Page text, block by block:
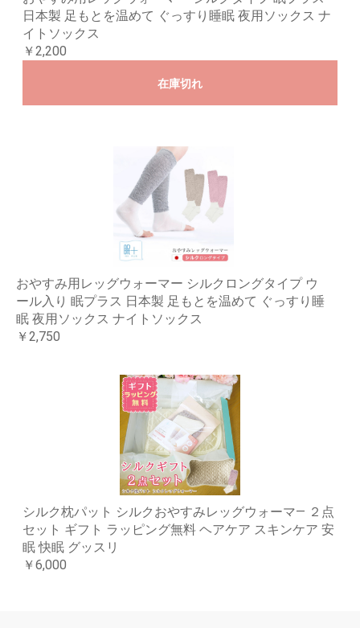
日本製 足もとを温めて ぐっすり睡眠 夜用ソックス ナ
イトソックス
￥2,200
在庫切れ
おやすみ用レッグウォーマー シルクロングタイプ ウ
ール入り 眠プラス 日本製 足もとを温めて ぐっすり睡
眠 夜用ソックス ナイトソックス
￥2,750
シルク枕パット シルクおやすみレッグウォーマ― ２点
セット ギフト ラッピング無料 ヘアケア スキンケア 安
眠 快眠 グッスリ
￥6,000